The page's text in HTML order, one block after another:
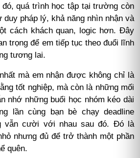
đó, quá trình học tập tại trường còn
duy pháp lý, khả năng nhìn nhận và
cách khách quan, logic hơn. Đây
trọng để em tiếp tục theo đuổi lĩnh
tương lai.
mà em nhận được không chỉ là
tốt nghiệp, mà còn là những mối
nhớ những buổi học nhóm kéo dài
lần cùng bạn bè chạy deadline
vẫn cười với nhau sau đó. Đó là
nhưng đủ để trở thành một phần
quên.